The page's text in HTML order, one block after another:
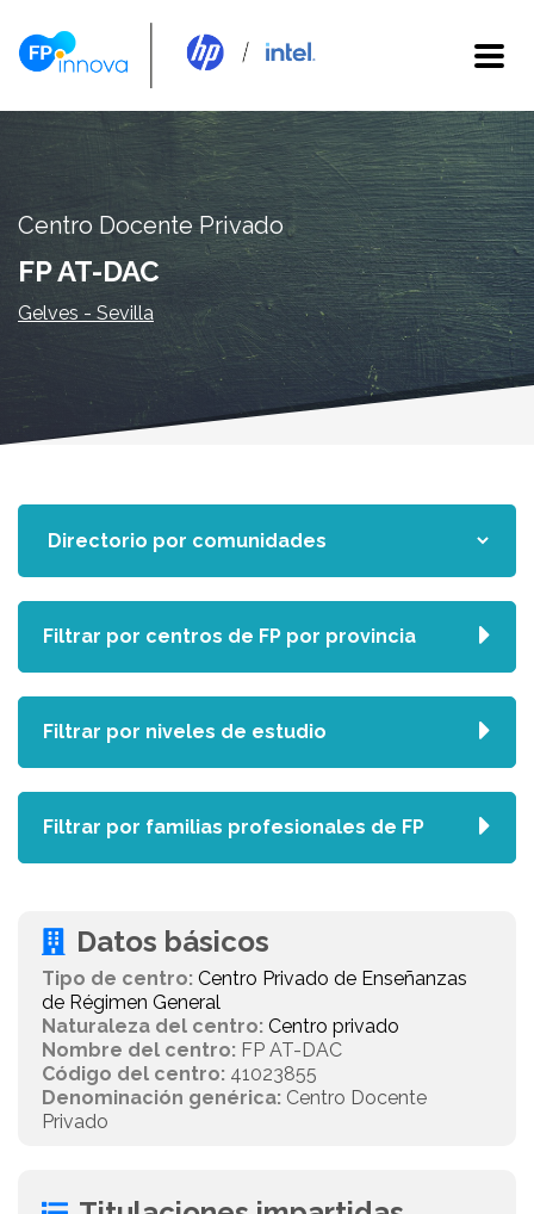
Centro Docente Privado
FP AT-DAC
Gelves - Sevilla
Datos básicos
Tipo de centro: Centro Privado de Enseñanzas
de Régimen General
Naturaleza del centro: Centro privado
Nombre del centro: FP AT-DAC
Código del centro: 41023855
Denominación genérica: Centro Docente
Privado
Filtrar por centros de FP por provincia
Filtrar por niveles de estudio
Filtrar por familias profesionales de FP